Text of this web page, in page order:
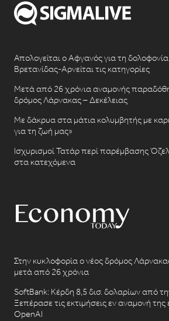
Απολογείται ο Αφγανός για τη
Βρετανίδας-Αρνείται τις κατηγορίες
Μετά από 26 χρόνια αναμονής
δρόμος Λάρνακας – Δεκέλειας
Με δάκρυα στα μάτια κολυμβητής με
για τη ζωή μας»
Ισχυρισμοί Τατάρ περί παρέμβασης Όζελ
στα κατεχόμενα
Στην κυκλοφορία ο νέος δρόμος
μετά από 26 χρόνια
SoftBank: Κέρδη 8,5 δισ. δολαρίων από
Ξεπέρασε τις εκτιμήσεις εν αναμονή
OpenAI